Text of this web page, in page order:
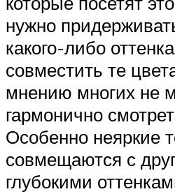
нужно
какого-либо
совместить те
мнению многих не
гармонично
Особенно неяркие
совмещаются с
глубокими